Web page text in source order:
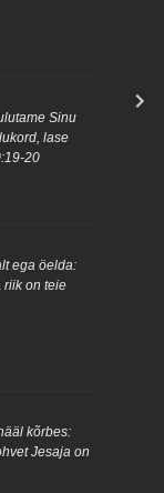
Sinu
lase
20
ega öelda:
riik on teie
kõrbes:
Jesaja on